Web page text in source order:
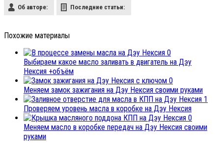
Об авторе: Последние статьи:
Похожие материалы
0
Выбираем какое масло заливать в двигатель на Дэу
Нексия +объём
0
Меняем замок зажигания на Дэу Нексия своими руками
1
Проверяем уровень масла в коробке на Дэу Нексия
0
Меняем масло в коробке передач на Дэу Нексия своими
руками